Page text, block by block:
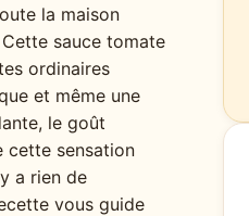
la maison
sauce tomate
ordinaires
et même une
le goût
cette sensation
a rien de
vous guide